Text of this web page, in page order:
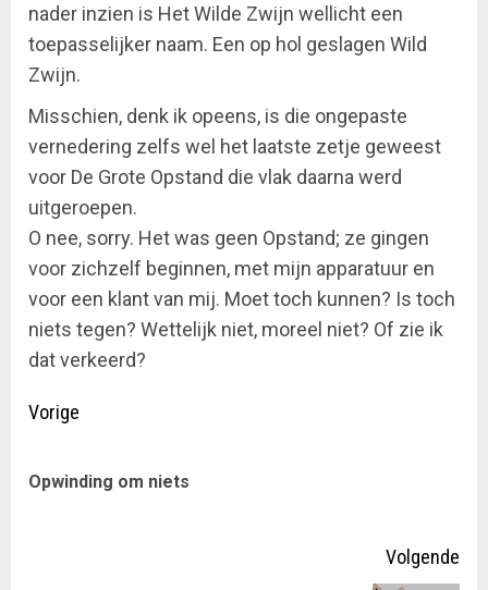
nader inzien is Het Wilde Zwijn wellicht een
toepasselijker naam. Een op hol geslagen Wild
Zwijn.
Misschien, denk ik opeens, is die ongepaste
vernedering zelfs wel het laatste zetje geweest
voor De Grote Opstand die vlak daarna werd
uitgeroepen.
O nee, sorry. Het was geen Opstand; ze gingen
voor zichzelf beginnen, met mijn apparatuur en
voor een klant van mij. Moet toch kunnen? Is toch
niets tegen? Wettelijk niet, moreel niet? Of zie ik
dat verkeerd?
Doorgaan
lezen
Vorige
Opwinding om niets
Volgende